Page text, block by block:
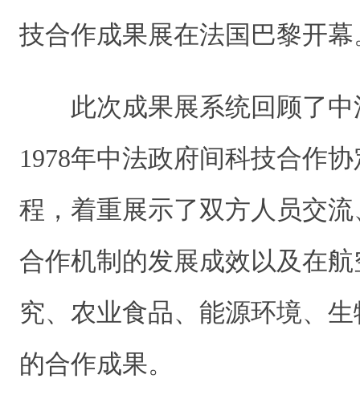
技合作成果展在法国巴黎开幕
此次成果展系统回顾了
1978年中法政府间科技合作
程，着重展示了双方人员交
合作机制的发展成效以及在
究、农业食品、能源环境、
的合作成果。